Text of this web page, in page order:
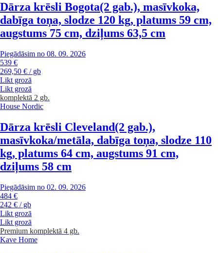
Dārza krēsli Bogota(2 gab.), masīvkoka,
dabīga toņa, slodze 120 kg, platums 59 cm,
augstums 75 cm, dziļums 63,5 cm
Piegādāsim no 08. 09. 2026
539 €
269,50 € / gb
Likt grozā
Likt grozā
komplektā 2 gb.
House Nordic
Dārza krēsli Cleveland(2 gab.),
masīvkoka/metāla, dabīga toņa, slodze 110
kg, platums 64 cm, augstums 91 cm,
dziļums 58 cm
Piegādāsim no 02. 09. 2026
484 €
242 € / gb
Likt grozā
Likt grozā
Premium komplektā 4 gb.
Kave Home